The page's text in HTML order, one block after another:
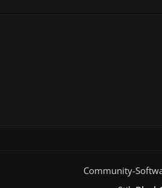
Community-